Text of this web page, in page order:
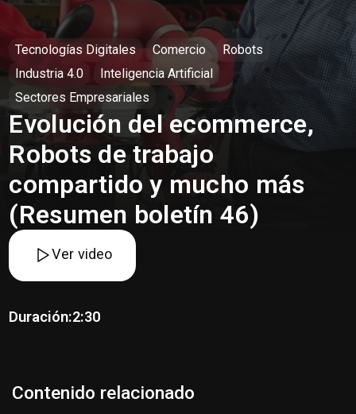
Tecnologías Digitales Comercio
Robots
Industria 4.0
Inteligencia Artificial
Sectores Empresariales
Evolución del ecommerce,
Robots de trabajo
compartido y mucho más
(Resumen boletín 46)
Ver video
Duración:2:30
Contenido relacionado